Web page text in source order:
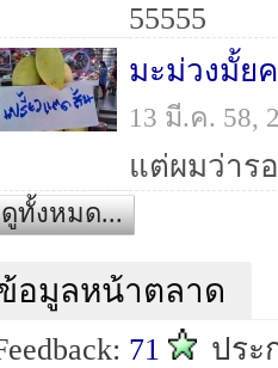
55555
มะม่วงมั้ย
13 มี.ค. 58,
แต่ผมว่าร
ดูทั้งหมด...
อมูลหน้าตลาด
71 ประ